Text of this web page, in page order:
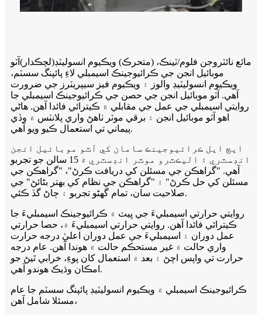
مائع نائٽروجن فلوم/ٽينڪ، (متحرڪ) ويڪيوم انسوليٽڊ(لچڪدار ) آٽو
موبائيل انجن جي ڪرائيوجينڪ اسيمبلي لاءِ پائپنگ سسٽم،
ويڪيوم انسوليٽيڊ والوز ۽ ويڪيوم فيز سيپريٽرز جي ضرورت
آهي. آٽو موبائيل انجن جي حصن جي ڪرائيوجينڪ اسيمبلي جا
روايتي اسيمبلي جي عمل جي مقابلي ۾ ڪيترائي فائدا آهن. هاڻي
اهو آٽو موبائيل انجن ۽ برقي موٽر ٺاهڻ واري پلانٽس ۾ وڏي
پيماني تي استعمال ڪيو ويو آهي.
ايڇ ايل ڪرائيوجينڪ سامان کي آٽو موبائيل انجن
انڊسٽري ۽ اليڪٽرو موٽر انڊسٽري ۾ 15 سالن جو تجربو
آهي. "گراهڪن جي مسئلن کي دريافت ڪرڻ"، "گراهڪن جي
مسئلن کي حل ڪرڻ" ۽ "گراهڪن جي نظام کي بهتر بڻائڻ" جي
صلاحيت سان، تمام گهڻو تجربو ۽ ڄاڻ گڏ ڪئي.
روايتي حرارتي اسيمبليءَ جي ڀيٽ ۾ ڪرائيوجينڪ اسيمبليءَ جا
ڪيترائي فائدا آهن. روايتي حرارتي اسيمبليءَ ۾، حصا حرارتي
عمل دوران ۽ اسيمبليءَ جي عمل دوران اعليٰ درجه حرارت
واري حالت ۾ غير مستحڪم حالت ۾ هوندا آهن. عام درجه
حرارت تي واپس اچڻ ۽ بعد ۾ استعمال کان پوءِ، خرابي ٿيڻ جو
امڪان وڌيڪ هوندو آهي.
ڪرائيوجينڪ اسيمبلي ۾ ويڪيوم انسوليٽيڊ پائپنگ سسٽم جا عام
مسئلا شامل آهن،